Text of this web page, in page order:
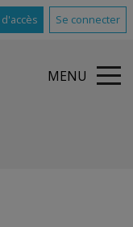
Se connecter
MENU